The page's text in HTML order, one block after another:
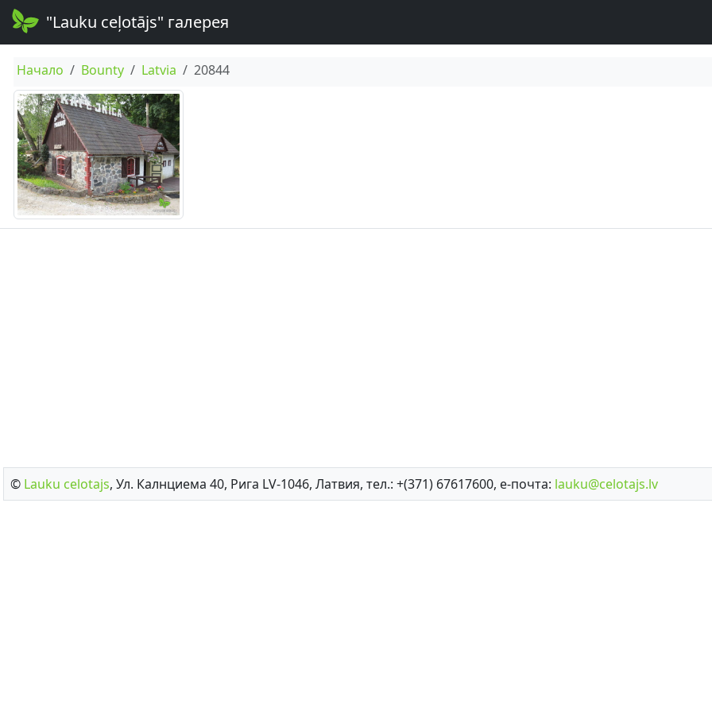
"Lauku ceļotājs" галерея
Начало Bounty Latvia 20844
© Lauku сelotajs, Ул. Калнциема 40, Рига LV-1046, Латвия, тел.: +(371) 67617600, е-почта: lauku@celotajs.lv